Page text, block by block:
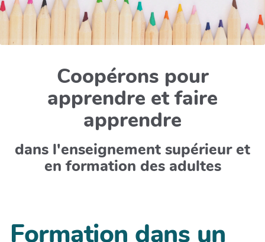
Coopérons pour
apprendre et faire
apprendre
dans l'enseignement supérieur et
en formation des adultes
Formation dans un